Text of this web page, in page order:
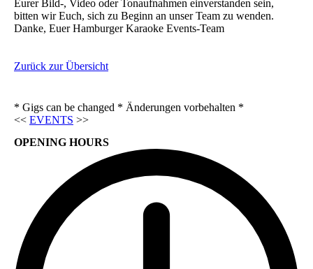
Eurer Bild-, Video oder Tonaufnahmen einverstanden sein,
bitten wir Euch, sich zu Beginn an unser Team zu wenden.
Danke, Euer Hamburger Karaoke Events-Team
Zurück zur Übersicht
* Gigs can be changed * Änderungen vorbehalten *
<< EVENTS >>
OPENING HOURS